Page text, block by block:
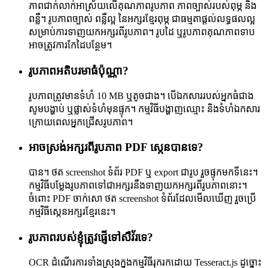
ភាពជាក់លាក់អាស្រ័យលើគុណភាពរូបភាព ភាពច្បាស់របស់ពុម្ភ និង
ពន្លឺ។ រូបភាពច្បាស់ ពន្លឺល្អ នៃអក្សរខ្មែរពុម្ភ ជាធម្មតាផ្តល់លទ្ធផលល្អ
សម្រាប់ការទាញយកអក្សរពីរូបភាព។ រូបដៃ ឬរូបភាពគុណភាពទាប
អាចត្រូវការកែដៃបន្ថែម។
រូបភាពអតិបរមាធំប៉ុណ្ណា?
រូបភាពត្រូវមានទំហំ 10 MB ឬតូចជាង។ បើឯកសាររបស់អ្នកធំជាង
សូមបង្ហាប់ ឬផ្លាស់ទំហំមុនផ្ទុក។ កម្មវិធីបង្ហាញឈ្មោះ និងទំហំឯកសារ
ក្រោយពេលអ្នកជ្រើសរូបភាព។
អាចស្រង់អក្សរពីរូបភាព PDF ស្កេនបានទេ?
បាន។ ថត screenshot ទំព័រ PDF ឬ export ជារូប រួចផ្ទុកមកទីនេះ។
កម្មវិធីបម្លែងរូបភាពទៅជាអក្សរនឹងទាញយកអក្សរពីរូបភាពនោះ។
ចំពោះ PDF ចាក់សោ ថត screenshot ទំព័រដែលមើលឃើញ រួចប្រើ
កម្មវិធីស្កេនអក្សរខ្មែរនេះ។
រូបភាពរបស់ខ្ញុំត្រូវផ្ញើទៅសឺវ័រទេ?
OCR ដំណើរការទាំងស្រុងក្នុងកម្មវិធីរុករកដោយ Tesseract.js ដូច្នោះ